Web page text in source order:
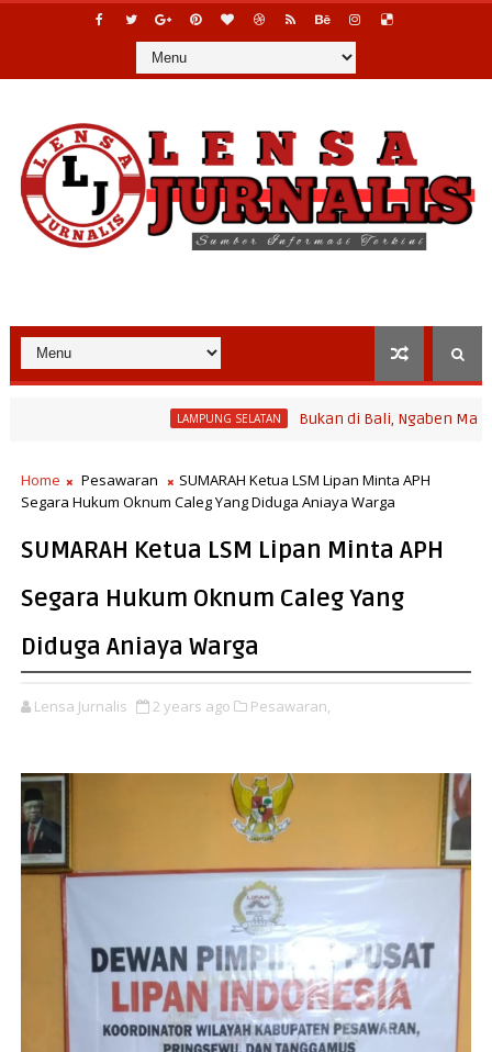
LAMPUNG SELATAN Bukan di Bali, Ngaben Massal
Home Pesawaran
SUMARAH Ketua LSM Lipan Minta APH
Segara Hukum Oknum Caleg Yang Diduga Aniaya Warga
SUMARAH Ketua LSM Lipan Minta APH
Segara Hukum Oknum Caleg Yang
Diduga Aniaya Warga
Lensa Jurnalis 2 years ago Pesawaran,